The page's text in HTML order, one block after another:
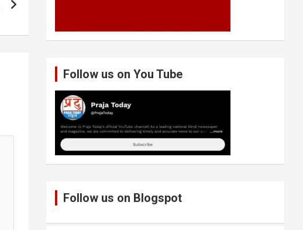
Follow us on You Tube
Follow us on Blogspot